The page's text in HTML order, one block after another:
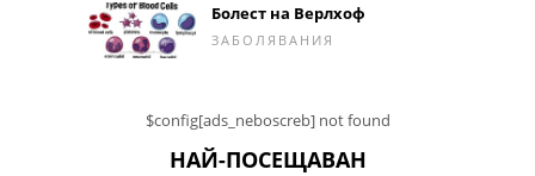
Болест на Верлхоф
ЗАБОЛЯВАНИЯ
$config[ads_neboscreb] not found
НАЙ-ПОСЕЩАВАН